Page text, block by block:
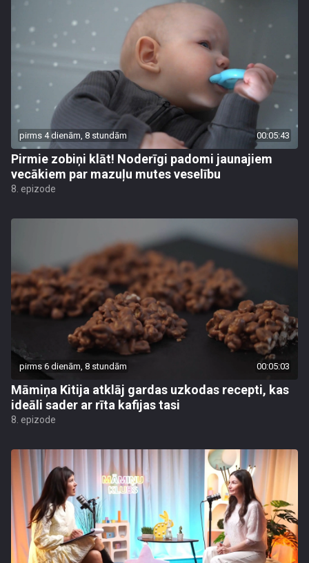
pirms 4 dienām, 8 stundām 00:05:43
Pirmie zobiņi klāt! Noderīgi padomi jaunajiem
vecākiem par mazuļu mutes veselību
8. epizode
pirms 6 dienām, 8 stundām 00:05:03
Māmiņa Kitija atklāj gardas uzkodas recepti, kas
ideāli sader ar rīta kafijas tasi
8. epizode